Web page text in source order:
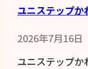
ユニステップか
2026年7月16日
ユニステップ